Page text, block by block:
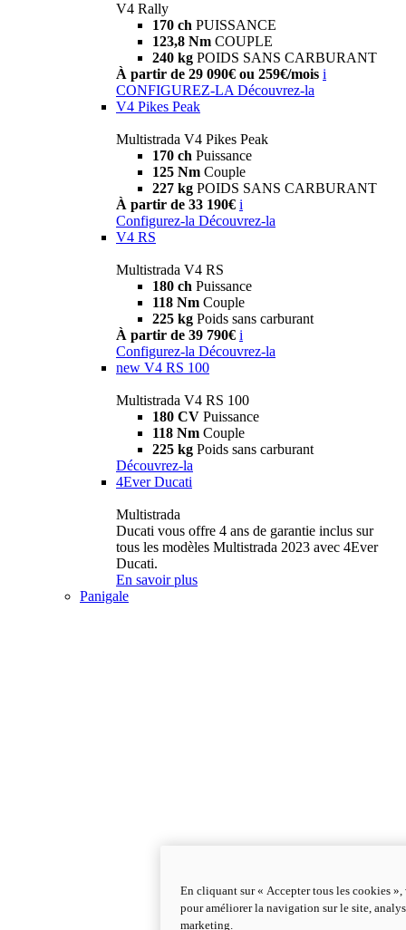
V4 Rally
170 ch PUISSANCE
123,8 Nm COUPLE
240 kg POIDS SANS CARBURANT
À partir de 29 090€ ou 259€/mois i
CONFIGUREZ-LA Découvrez-la
V4 Pikes Peak
Multistrada V4 Pikes Peak
170 ch Puissance
125 Nm Couple
227 kg POIDS SANS CARBURANT
À partir de 33 190€ i
Configurez-la Découvrez-la
V4 RS
Multistrada V4 RS
180 ch Puissance
118 Nm Couple
225 kg Poids sans carburant
À partir de 39 790€ i
Configurez-la Découvrez-la
new V4 RS 100
Multistrada V4 RS 100
180 CV Puissance
118 Nm Couple
225 kg Poids sans carburant
Découvrez-la
4Ever Ducati
Multistrada
Ducati vous offre 4 ans de garantie inclus sur
tous les modèles Multistrada 2023 avec 4Ever
Ducati.
En savoir plus
Panigale
En cliquant sur « Accepter tous les cookies
pour améliorer la navigation sur le site,
marketing.